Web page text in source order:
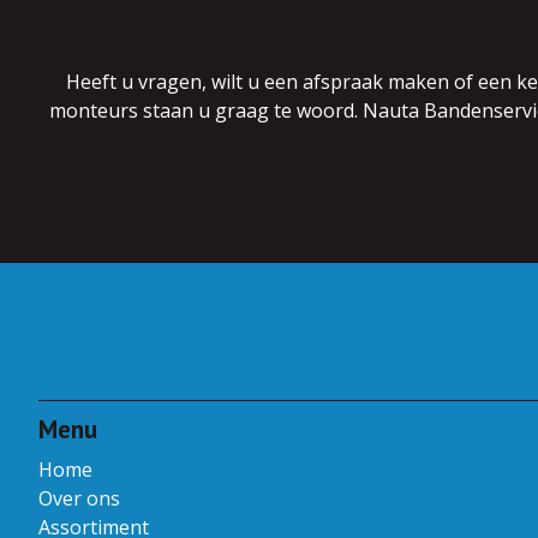
Heeft u vragen, wilt u een afspraak maken of een
monteurs staan u graag te woord. Nauta
Menu
Home
Over ons
Assortiment